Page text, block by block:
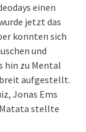
einen
jetzt das
konnten sich
und
hin zu Mental
aufgestellt.
Jonas Ems
stellte